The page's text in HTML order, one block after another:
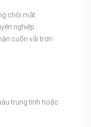
chói mắt
nghiệp
cuốn vải trơn
trung tính hoặc